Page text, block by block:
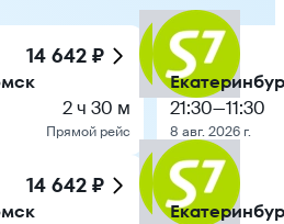
14 642 ₽
2 ч 30 м
Прямой рейс
14 642 ₽
21:30—11:30
8 авг. 2026 г.